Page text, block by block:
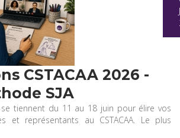
CSTACAA 2026 -
SJA
se tiennent du 11 au 18 juin pour élire vos
et représentants au CSTACAA. Le plus